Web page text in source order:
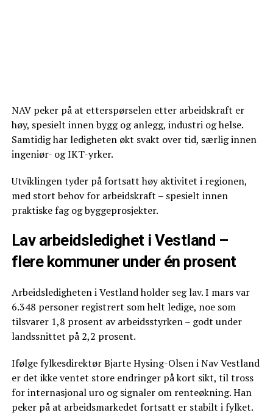
NAV peker på at etterspørselen etter arbeidskraft er
høy, spesielt innen bygg og anlegg, industri og helse.
Samtidig har ledigheten økt svakt over tid, særlig innen
ingeniør- og IKT-yrker.
Utviklingen tyder på fortsatt høy aktivitet i regionen,
med stort behov for arbeidskraft – spesielt innen
praktiske fag og byggeprosjekter.
Lav arbeidsledighet i Vestland –
flere kommuner under én prosent
Arbeidsledigheten i Vestland holder seg lav. I mars var
6.348 personer registrert som helt ledige, noe som
tilsvarer 1,8 prosent av arbeidsstyrken – godt under
landssnittet på 2,2 prosent.
Ifølge fylkesdirektør Bjarte Hysing-Olsen i Nav Vestland
er det ikke ventet store endringer på kort sikt, til tross
for internasjonal uro og signaler om renteøkning. Han
peker på at arbeidsmarkedet fortsatt er stabilt i fylket.